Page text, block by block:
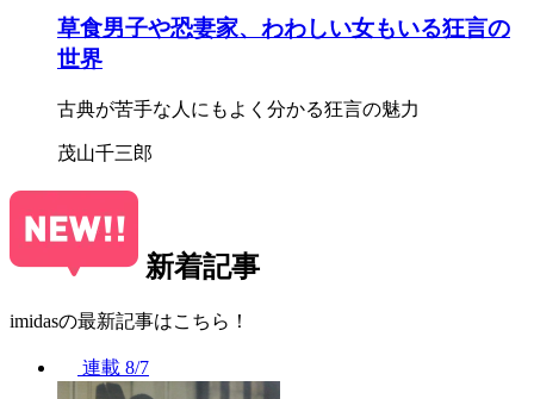
草食男子や恐妻家、わわしい女もいる狂言の
世界
古典が苦手な人にもよく分かる狂言の魅力
茂山千三郎
新着記事
imidasの最新記事はこちら！
連載 8/7